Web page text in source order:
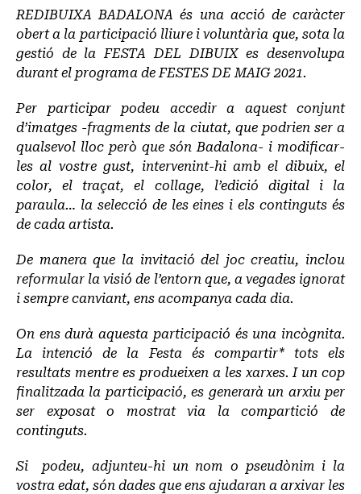
REDIBUIXA BADALONA és una acció de caràcter
obert a la participació lliure i voluntària que, sota la
gestió de la FESTA DEL DIBUIX es desenvolupa
durant el programa de FESTES DE MAIG 2021.
Per participar podeu accedir a aquest conjunt
d’imatges -fragments de la ciutat, que podrien ser a
qualsevol lloc però que són Badalona- i modificar-
les al vostre gust, intervenint-hi amb el dibuix, el
color, el traçat, el collage, l’edició digital i la
paraula… la selecció de les eines i els continguts és
de cada artista.
De manera que la invitació del joc creatiu, inclou
reformular la visió de l’entorn que, a vegades ignorat
i sempre canviant, ens acompanya cada dia.
On ens durà aquesta participació és una incògnita.
La intenció de la Festa és compartir* tots els
resultats mentre es produeixen a les xarxes. I un cop
finalitzada la participació, es generarà un arxiu per
ser exposat o mostrat via la compartició de
continguts.
Si podeu, adjunteu-hi un nom o pseudònim i la
vostra edat, són dades que ens ajudaran a arxivar les